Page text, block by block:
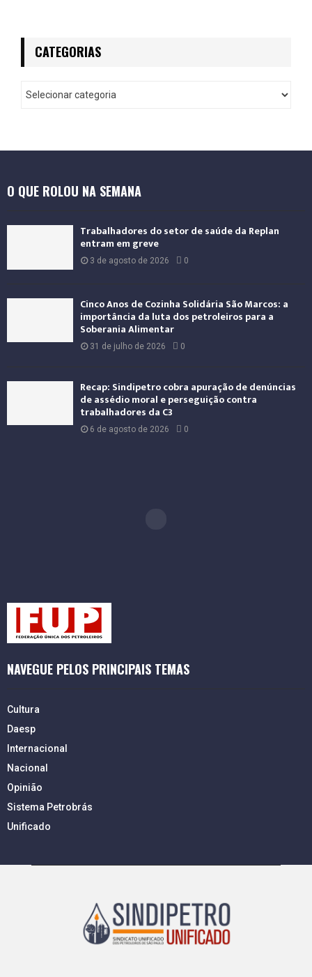
CATEGORIAS
O QUE ROLOU NA SEMANA
Trabalhadores do setor de saúde da Replan
entram em greve
3 de agosto de 2026 0
Cinco Anos de Cozinha Solidária São Marcos: a
importância da luta dos petroleiros para a
Soberania Alimentar
31 de julho de 2026 0
Recap: Sindipetro cobra apuração de denúncias
de assédio moral e perseguição contra
trabalhadores da C3
6 de agosto de 2026 0
NAVEGUE PELOS PRINCIPAIS TEMAS
Cultura
Daesp
Internacional
Nacional
Opinião
Sistema Petrobrás
Unificado